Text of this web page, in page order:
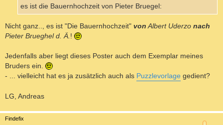
es ist die Bauernhochzeit von Pieter Bruegel:
Nicht ganz.., es ist "Die Bauernhochzeit" von Albert Uderzo nach
Pieter Brueghel d. Ä. !
Jedenfalls aber liegt dieses Poster auch dem Exemplar meines
Bruders ein.
- ... vielleicht hat es ja zusätzlich auch als Puzzlevorlage gedient?
LG, Andreas
a
Findefix